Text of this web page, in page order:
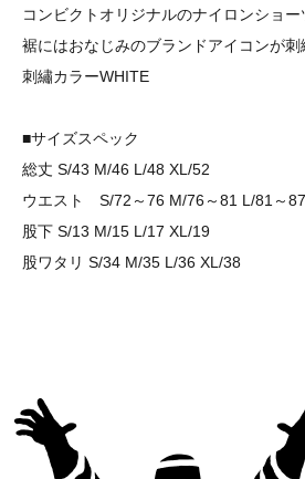
コンビクトオリジナルのナイロンショー
裾にはおなじみのブランドアイコンが刺
刺繡カラーWHITE
■サイズスペック
総丈 S/43 M/46 L/48 XL/52
ウエスト S/72～76 M/76～81 L/81～
股下 S/13 M/15 L/17 XL/19
股ワタリ S/34 M/35 L/36 XL/38